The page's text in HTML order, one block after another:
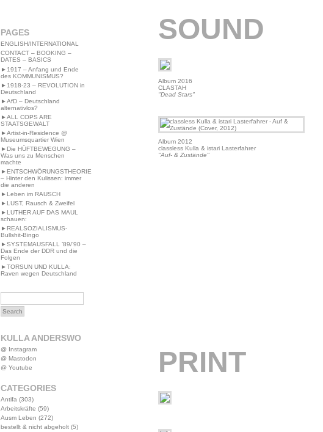
PAGES
ENGLISH/INTERNATIONAL
CONTACT – BOOKING –
DATES – BASICS
►1917 – Anfang und Ende
des KOMMUNISMUS?
►1918-23 – REVOLUTION in
Deutschland
►AfD – Deutschland
alternativlos?
►ALL COPS ARE
STAATSGEWALT
►Artist-in-Residence @
Museumsquartier Wien
►Die HÜFTBEWEGUNG –
Was uns zu Menschen
machte
►ENTSCHWÖRUNGSTHEORIE
– Hinter den Kulissen: immer
die anderen
►Leben im RAUSCH
►LUST, Rausch & Zweifel
►LUTHER AUF DAS MAUL
schauen:
►REALSOZIALISMUS-
Bullshit-Bingo
►SYSTEMAUSFALL ’89/’90 –
Das Ende der DDR und die
Folgen
►TORSUN UND KULLA:
Raven wegen Deutschland
KULLA ANDERSWO
@ Instagram
@ Mastodon
@ Youtube
CATEGORIES
Antifa (303)
Arbeitskräfte (59)
Ausm Leben (272)
bestellt & nicht abgeholt(5)
SOUND
Album 2016
CLASTAH
"Dead Stars"
Album 2012
classless Kulla & istari Lasterfahrer
"Auf- & Zustände"
PRINT